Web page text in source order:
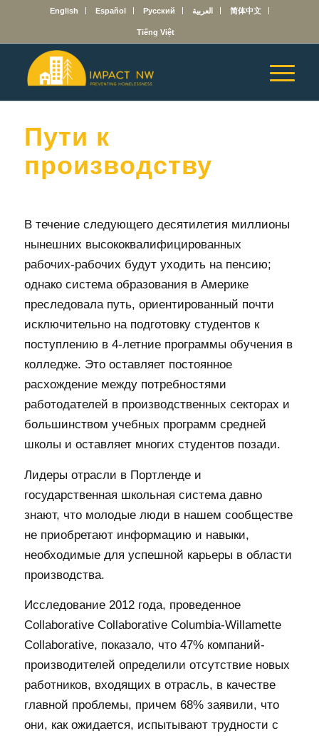
English Español Русский العربية 简体中文
Tiếng Việt
Пути к
производству
В течение следующего десятилетия миллионы
нынешних высококвалифицированных
рабочих-рабочих будут уходить на пенсию;
однако система образования в Америке
преследовала путь, ориентированный почти
исключительно на подготовку студентов к
поступлению в 4-летние программы обучения в
колледже. Это оставляет постоянное
расхождение между потребностями
работодателей в производственных секторах и
большинством учебных программ средней
школы и оставляет многих студентов позади.
Лидеры отрасли в Портленде и
государственная школьная система давно
знают, что молодые люди в нашем сообществе
не приобретают информацию и навыки,
необходимые для успешной карьеры в области
производства.
Исследование 2012 года, проведенное
Collaborative Collaborative Columbia-Willamette
Collaborative, показало, что 47% компаний-
производителей определили отсутствие новых
работников, входящих в отрасль, в качестве
главной проблемы, причем 68% заявили, что
они, как ожидается, испытывают трудности с